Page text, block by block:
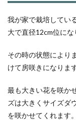
我が家で栽培してい
大で直径12cm位にな
その時の状態により
けて房咲きになります
最も大きい花を咲か
ズは大きくサイズダ
を咲かせてくれます